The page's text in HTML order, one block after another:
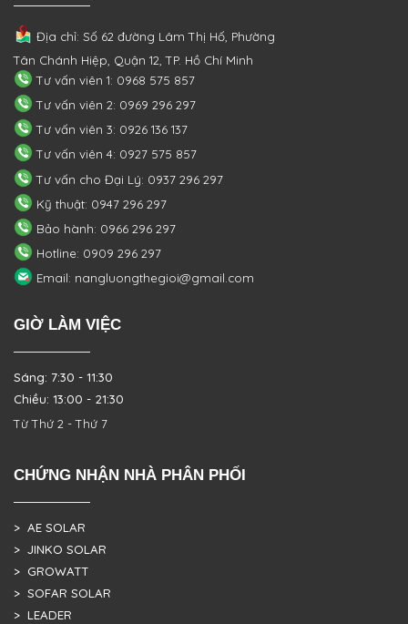
Địa chỉ: Số 62 đường Lâm Thị Hố, Phường
Tân Chánh Hiệp, Quận 12, TP. Hồ Chí Minh
Tư vấn viên 1: 0968 575 857
Tư vấn viên 2: 0969 296 297
Tư vấn viên 3: 0926 136 137
Tư vấn viên 4: 0927 575 857
Tư vấn cho Đại Lý: 0937 296 297
Kỹ thuật: 0947 296 297
Bảo hành: 0966 296 297
Hotline: 0909 296 297
Email: nangluongthegioi@gmail.com
GIỜ LÀM VIỆC
Sáng: 7:30 - 11:30
Chiều: 13:00 - 21:30
Từ Thứ 2 - Thứ 7
CHỨNG NHẬN NHÀ PHÂN PHỐI
> AE SOLAR
> JINKO SOLAR
> GROWATT
> SOFAR SOLAR
> LEADER